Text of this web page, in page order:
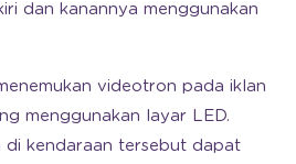
dan kanannya menggunakan
videotron pada iklan
menggunakan layar LED.
di kendaraan tersebut dapat